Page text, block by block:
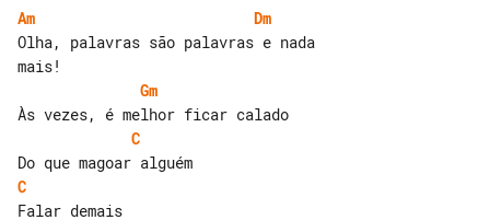
Am
Dm
Olha, palavras são palavras e nada
Gm
C
C
Falar demais